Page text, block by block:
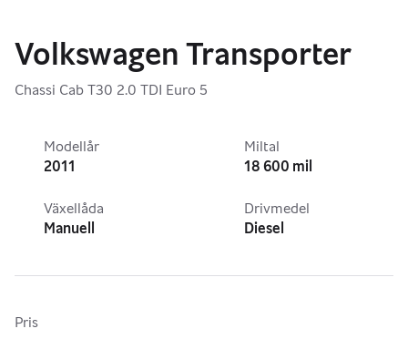
Volkswagen Transporter
Chassi Cab T30 2.0 TDI Euro 5
Modellår
2011
Miltal
18 600 mil
Växellåda
Manuell
Drivmedel
Diesel
Pris